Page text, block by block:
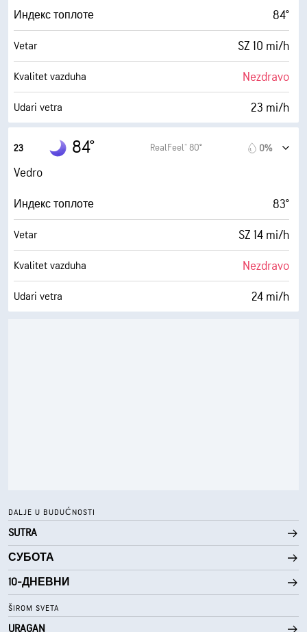
Индекс топлоте 84°
Vetar SZ 10 mi/h
Kvalitet vazduha Nezdravo
Udari vetra 23 mi/h
Tačka rose
AccuLumen Brightness Index™ 0 (Tamno)
Oblačno 0%
Vidljivost 5 mi
Izuzetno oblačno 30000 ft
23 84° RealFeel® 80° 0%
Vedro
Индекс топлоте 83°
Vetar SZ 14 mi/h
Kvalitet vazduha Nezdravo
Udari vetra 24 mi/h
DALJE U BUDUĆNOSTI
SUTRA
СУБОТА
10-ДНЕВНИ
ŠIROM SVETA
URAGAN